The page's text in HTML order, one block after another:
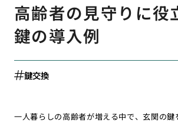
高齢者の見守りに役
鍵の導入例
鍵交換
一人暮らしの高齢者が増える中で、玄関の鍵